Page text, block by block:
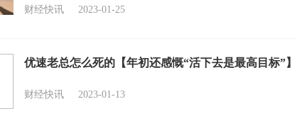
财经快讯 2023-01-25
优速老总怎么死的【年初还感慨“活下去是最高目标”】
财经快讯 2023-01-13